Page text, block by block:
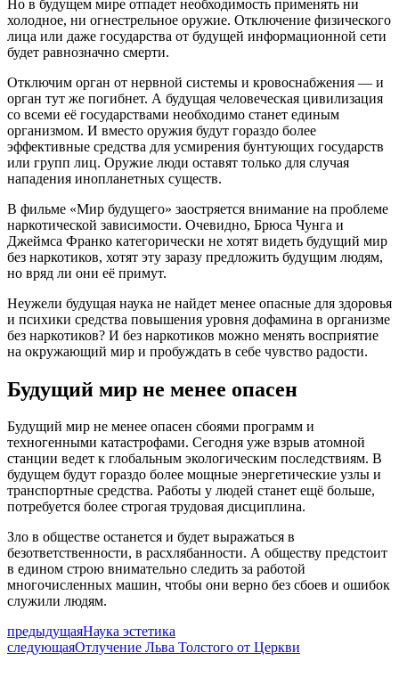
Но в будущем мире отпадет необходимость применять ни
холодное, ни огнестрельное оружие. Отключение физического
лица или даже государства от будущей информационной сети
будет равнозначно смерти.
Отключим орган от нервной системы и кровоснабжения — и
орган тут же погибнет. А будущая человеческая цивилизация
со всеми её государствами необходимо станет единым
организмом. И вместо оружия будут гораздо более
эффективные средства для усмирения бунтующих государств
или групп лиц. Оружие люди оставят только для случая
нападения инопланетных существ.
В фильме «Мир будущего» заостряется внимание на проблеме
наркотической зависимости. Очевидно, Брюса Чунга и
Джеймса Франко категорически не хотят видеть будущий мир
без наркотиков, хотят эту заразу предложить будущим людям,
но вряд ли они её примут.
Неужели будущая наука не найдет менее опасные для здоровья
и психики средства повышения уровня дофамина в организме
без наркотиков? И без наркотиков можно менять восприятие
на окружающий мир и пробуждать в себе чувство радости.
Будущий мир не менее опасен
Будущий мир не менее опасен сбоями программ и
техногенными катастрофами. Сегодня уже взрыв атомной
станции ведет к глобальным экологическим последствиям. В
будущем будут гораздо более мощные энергетические узлы и
транспортные средства. Работы у людей станет ещё больше,
потребуется более строгая трудовая дисциплина.
Зло в обществе останется и будет выражаться в
безответственности, в расхлябанности. А обществу предстоит
в едином строю внимательно следить за работой
многочисленных машин, чтобы они верно без сбоев и ошибок
служили людям.
предыдущаяНаука эстетика
следующаяОтлучение Льва Толстого от Церкви